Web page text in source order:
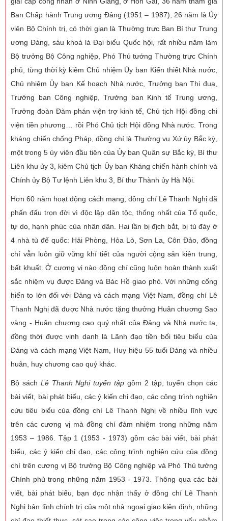
Ban Chấp hành Trung ương Đảng (1951 – 1987), 26 năm là Ủy
viên Bộ Chính trị, có thời gian là Thường trực Ban Bí thư Trung
ương Đảng, sáu khoá là Đại biểu Quốc hội, rất nhiều năm làm
Bộ trưởng Bộ Công nghiệp, Phó Thủ tướng Thường trực Chính
phủ, từng thời kỳ kiêm Chủ nhiệm Ủy ban Kiến thiết Nhà nước,
Chủ nhiệm Ủy ban Kế hoạch Nhà nước, Trưởng ban Thi đua,
Trưởng ban Công nghiệp, Trưởng ban Kinh tế Trung ương,
Trưởng đoàn Đàm phán viện trợ kinh tế, Chủ tịch Hội đồng chi
viện tiền phương… rồi Phó Chủ tịch Hội đồng Nhà nước. Trong
kháng chiến chống Pháp, đồng chí là Thường vụ Xứ ủy Bắc kỳ,
một trong 5 ủy viên đầu tiên của Ủy ban Quân sự Bắc kỳ, Bí thư
Liên khu ủy 3, kiêm Chủ tịch Ủy ban Kháng chiến hành chính và
Chính ủy Bộ Tư lệnh Liên khu 3, Bí thư Thành ủy Hà Nội.
Hơn 60 năm hoạt động cách mạng, đồng chí Lê Thanh Nghị đã
phấn đấu trọn đời vì độc lập dân tộc, thống nhất của Tổ quốc,
tự do, hạnh phúc của nhân dân. Hai lần bị địch bắt, bị tù đày ở
4 nhà tù đế quốc: Hải Phòng, Hỏa Lò, Sơn La, Côn Đảo, đồng
chí vẫn luôn giữ vững khí tiết của người cộng sản kiên trung,
bất khuất. Ở cương vị nào đồng chí cũng luôn hoàn thành xuất
sắc nhiệm vụ được Đảng và Bác Hồ giao phó. Với những cống
hiến to lớn đối với Đảng và cách mạng Việt Nam, đồng chí Lê
Thanh Nghị đã được Nhà nước tặng thưởng Huân chương Sao
vàng - Huân chương cao quý nhất của Đảng và Nhà nước ta,
đồng thời được vinh danh là Lãnh đạo tiền bối tiêu biểu của
Đảng và cách mạng Việt Nam, Huy hiệu 55 tuổi Đảng và nhiều
huân, huy chương cao quý khác.
Bộ sách Lê Thanh Nghị tuyển tập gồm 2 tập, tuyển chọn các
bài viết, bài phát biểu, các ý kiến chỉ đạo, các công trình nghiên
cứu tiêu biểu của đồng chí Lê Thanh Nghị về nhiều lĩnh vực
trên các cương vị mà đồng chí đảm nhiệm trong những năm
1953 – 1986. Tập 1 (1953 - 1973) gồm các bài viết, bài phát
biểu, các ý kiến chỉ đạo, các công trình nghiên cứu của đồng
chí trên cương vị Bộ trưởng Bộ Công nghiệp và Phó Thủ tướng
Chính phủ trong những năm 1953 - 1973. Thông qua các bài
viết, bài phát biểu, bạn đọc nhận thấy ở đồng chí Lê Thanh
Nghị bản lĩnh chính trị của một nhà ngoại giao kiên định, những